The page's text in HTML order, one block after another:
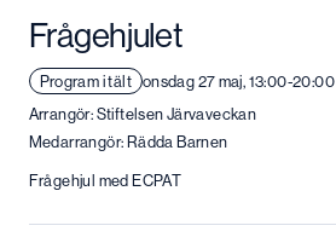
Frågehjulet
Program i tält onsdag 27 maj, 13:00-20:00
Arrangör: Stiftelsen Järvaveckan
Medarrangör: Rädda Barnen
Frågehjul med ECPAT